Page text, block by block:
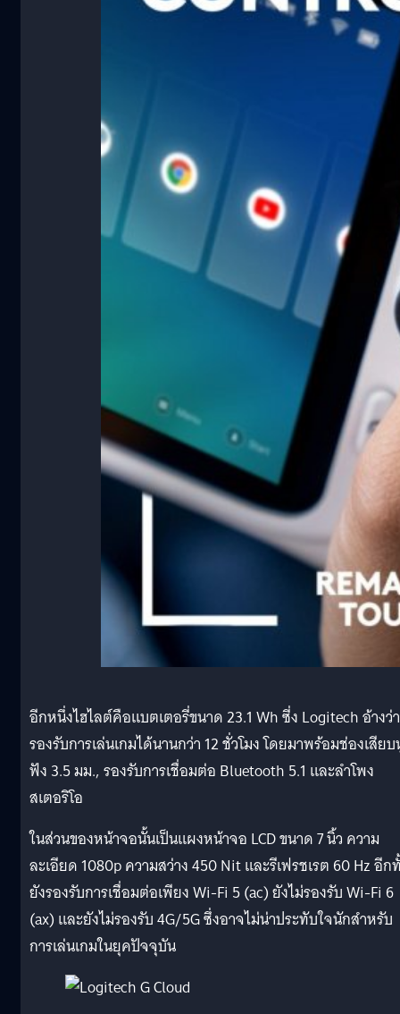
อีกหนึ่งไฮไลต์คือแบตเตอรี่ขนาด 23.1 Wh ซี่ง Logitech อ้างว่า
รองรับการเล่นเกมได้นานกว่า 12 ชั่วโมง โดยมาพร้อมช่องเสีย
ฟัง 3.5 มม., รองรับการเชื่อมต่อ Bluetooth 5.1 และลำโพง
สเตอริโอ
ในส่วนของหน้าจอนั้นเป็นแผงหน้าจอ LCD ขนาด 7 นิ้ว ความ
ละเอียด 1080p ความสว่าง 450 Nit และรีเฟรชเรต 60 Hz อีก
ยังรองรับการเชื่อมต่อเพียง Wi-Fi 5 (ac) ยังไม่รองรับ Wi-Fi 6
(ax) และยังไม่รองรับ 4G/5G ซึ่งอาจไม่น่าประทับใจนักสำหรับ
การเล่นเกมในยุคปัจจุบัน